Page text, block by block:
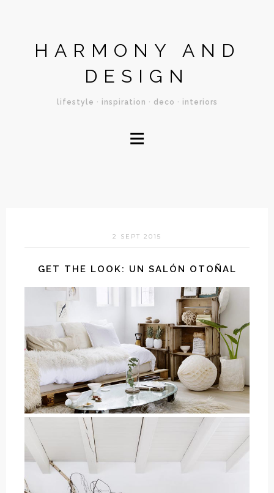
HARMONY AND
DESIGN
lifestyle · inspiration · deco · interiors
≡
2 SEPT 2015
GET THE LOOK: UN SALÓN OTOÑAL